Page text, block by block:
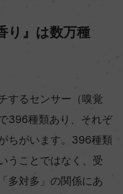
り』は数万種
するセンサー（嗅覚
396種類あり、それぞ
ちがいます。396種類
うことではなく、受
多対多」の関係にあ